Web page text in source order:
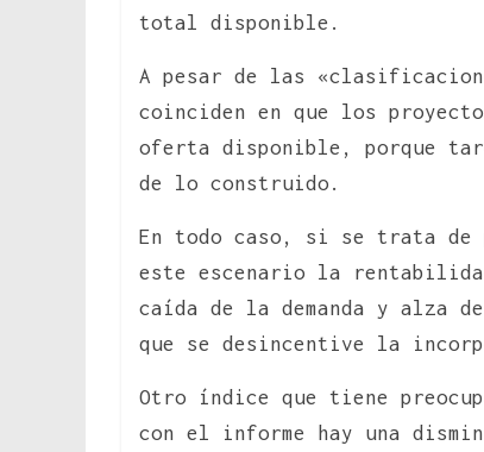
total disponible.
A pesar de las
coinciden en que los
oferta disponible, porque
de lo construido.
En todo caso, si se trata de
este escenario la
caída de la demanda y alza
que se desincentive la
Otro índice que tiene
con el informe hay una